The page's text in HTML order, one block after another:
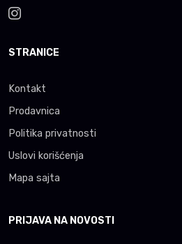
STRANICE
Kontakt
Prodavnica
Politika privatnosti
Uslovi korišćenja
Mapa sajta
PRIJAVA NA NOVOSTI